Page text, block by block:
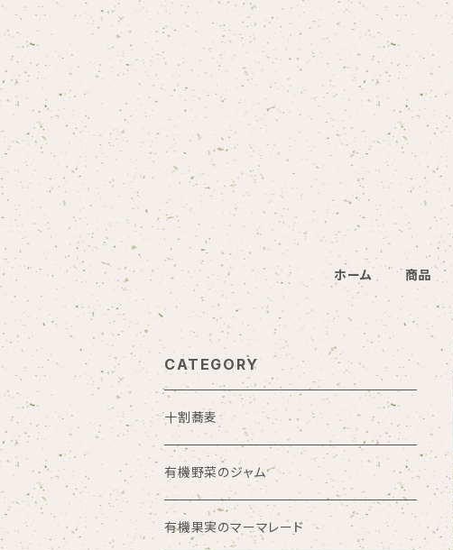
ホーム 商品
CATEGORY
十割蕎麦
有機野菜のジャム
有機果実のマーマレード